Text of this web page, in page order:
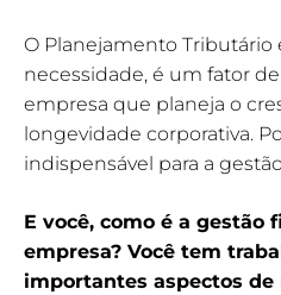
O Planejamento Tributário
necessidade, é um fator
empresa que planeja o
longevidade corporativa.
indispensável para a
E você, como é a gestão
empresa? Você tem
importantes aspectos de